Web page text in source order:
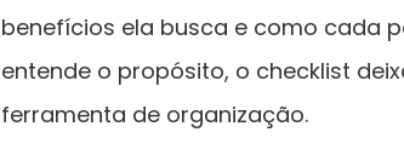
benefícios ela busca e como cada
entende o propósito, o checklist
ferramenta de organização.